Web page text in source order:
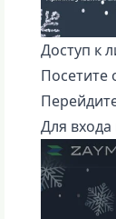
Доступ к
Для